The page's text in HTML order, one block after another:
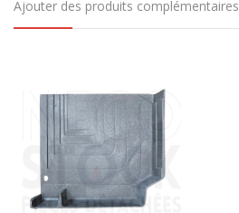
Ajouter des produits complémentaires